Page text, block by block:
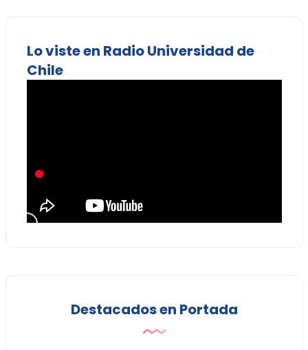
Lo viste en Radio Universidad de
Chile
Destacados en Portada